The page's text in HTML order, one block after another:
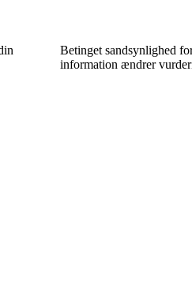
Betinget sandsynlighed
information ændrer